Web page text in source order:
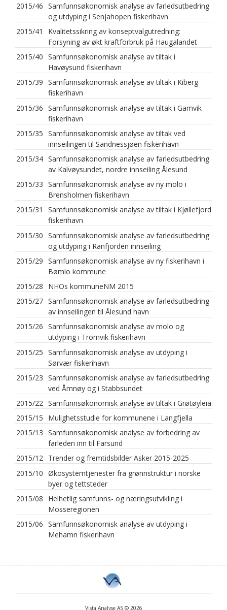
2015/46 Samfunnsøkonomisk analyse av farledsutbedring
og utdyping i Senjahopen fiskerihavn
2015/41
Kvalitetssikring av konseptvalgutredning:
Forsyning av økt kraftforbruk på Haugalandet
2015/40 Samfunnsøkonomisk analyse av tiltak i
Havøysund fiskerihavn
2015/39 Samfunnsøkonomisk analyse av tiltak i Kiberg
fiskerihavn
2015/36 Samfunnsøkonomisk analyse av tiltak i Gamvik
fiskerihavn
2015/35 Samfunnsøkonomisk analyse av tiltak ved
innseilingen til Sandnessjøen fiskerihavn
2015/34 Samfunnsøkonomisk analyse av farledsutbedring
av Kalvøysundet, nordre innseiling Ålesund
2015/33 Samfunnsøkonomisk analyse av ny molo i
Brensholmen fiskerihavn
2015/31
Samfunnsøkonomisk analyse av tiltak i Kjøllefjord
fiskerihavn
2015/30 Samfunnsøkonomisk analyse av farledsutbedring
og utdyping i Ranfjorden innseiling
2015/29 Samfunnsøkonomisk analyse av ny fiskerihavn i
Bømlo kommune
2015/28
NHOs kommuneNM 2015
2015/27 Samfunnsøkonomisk analyse av farledsutbedring
av innseilingen til Ålesund havn
2015/26 Samfunnsøkonomisk analyse av molo og
utdyping i Tromvik fiskerihavn
2015/25 Samfunnsøkonomisk analyse av utdyping i
Sørvær fiskerihavn
2015/23 Samfunnsøkonomisk analyse av farledsutbedring
ved Åmnøy og i Stabbsundet
2015/22 Samfunnsøkonomisk analyse av tiltak i Grøtøyleia
2015/15
Mulighetsstudie for kommunene i Langfjella
2015/13 Samfunnsøkonomisk analyse av forbedring av
farleden inn til Farsund
2015/12 Trender og fremtidsbilder Asker 2015-2025
2015/10 Økosystemtjenester fra grønnstruktur i norske
byer og tettsteder
2015/08
Helhetlig samfunns- og næringsutvikling i
Mosseregionen
2015/06 Samfunnsøkonomisk analyse av utdyping i
Mehamn fiskerihavn
Vista Analyse AS © 2026